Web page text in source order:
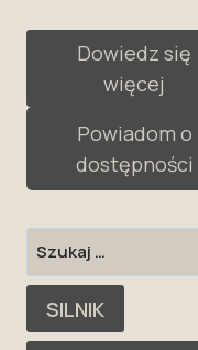
Dowiedz się
więcej
Powiadom o
dostępności
SILNIK